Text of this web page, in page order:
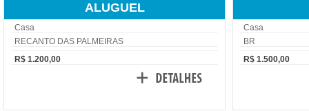
ALUGUEL
Casa
RECANTO DAS PALMEIRAS
R$ 1.200,00
Casa
BR
R$ 1.500,00